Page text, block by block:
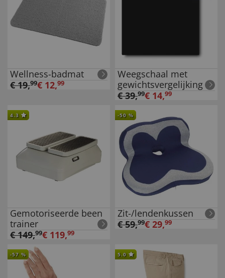
Wellness-badmat
€19,99€ 12,99
Weegschaal met
gewichtsvergelijking
€39,99€ 14,99
4.3
Gemotoriseerde been
trainer
€149,99€ 119,99
-50 %
Zit-/lendenkussen
€59,99€ 29,99
-57 % 5.0